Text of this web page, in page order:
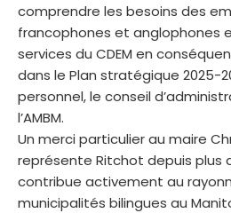
comprendre les besoins des
francophones et anglophones
services du CDEM en
dans le Plan stratégique 2025-
personnel, le conseil
l’AMBM.
Un merci particulier au maire
représente Ritchot depuis plus
contribue activement au
municipalités bilingues au